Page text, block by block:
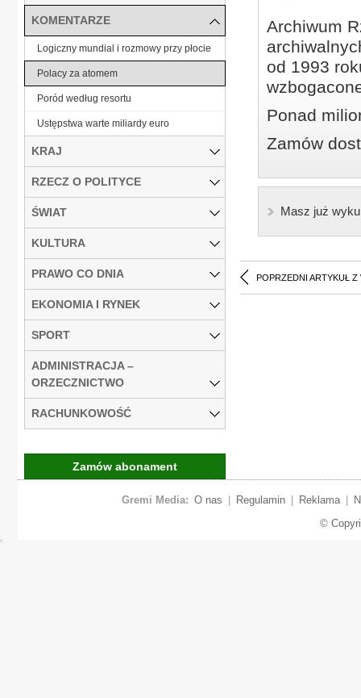
Archiwum
od 1993
Ponad
Zamów
Masz już
POPRZEDNI ARTYKUŁ Z
KOMENTARZE
Logiczny mundial i rozmowy przy płocie
Polacy za atomem
Poród według resortu
Ustępstwa warte miliardy euro
KRAJ
RZECZ O POLITYCE
ŚWIAT
KULTURA
PRAWO CO DNIA
EKONOMIA I RYNEK
SPORT
ADMINISTRACJA –
ORZECZNICTWO
RACHUNKOWOŚĆ
Zamów abonament
Gremi Media: O nas Regulamin Reklama
©